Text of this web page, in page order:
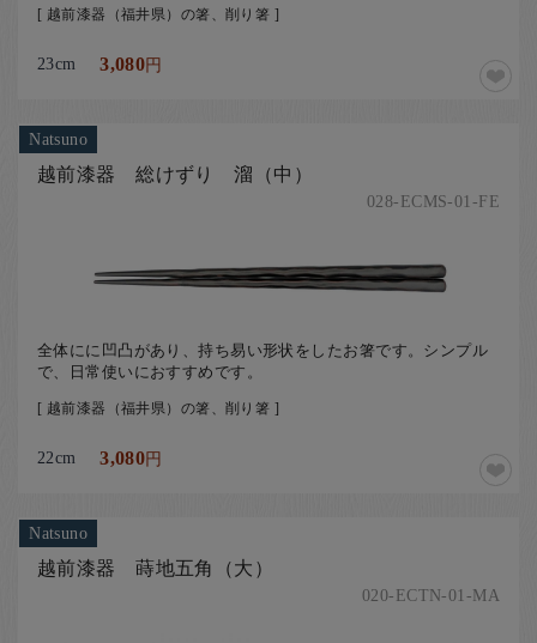
[ 越前漆器（福井県）の箸、削り箸 ]
23cm 3,080円
Natsuno
越前漆器 総けずり 溜（中）
028-ECMS-01-FE
全体にに凹凸があり、持ち易い形状をしたお箸です。シンプル
で、日常使いにおすすめです。
[ 越前漆器（福井県）の箸、削り箸 ]
22cm 3,080円
Natsuno
越前漆器 蒔地五角（大）
020-ECTN-01-MA